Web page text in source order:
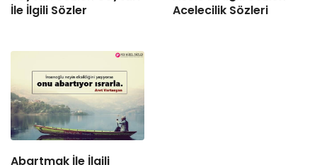
İle İlgili Sözler
Acelecilik Sözleri
Abartmak İle İlgili